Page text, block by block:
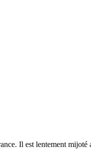
Il est lentement mijoté